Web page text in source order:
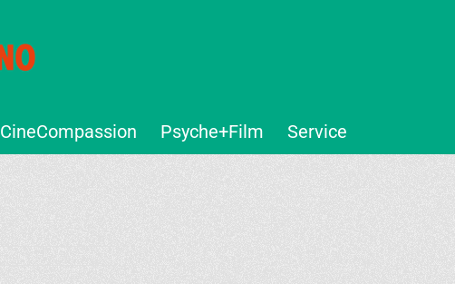
CineCompassion Psyche+Film Service